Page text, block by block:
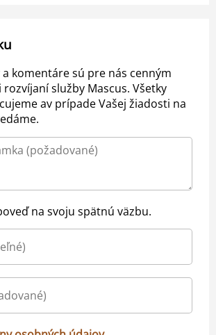
a komentáre sú pre nás cenným
služby Mascus. Všetky
av prípade Vašej žiadosti na
na svoju spätnú väzbu.